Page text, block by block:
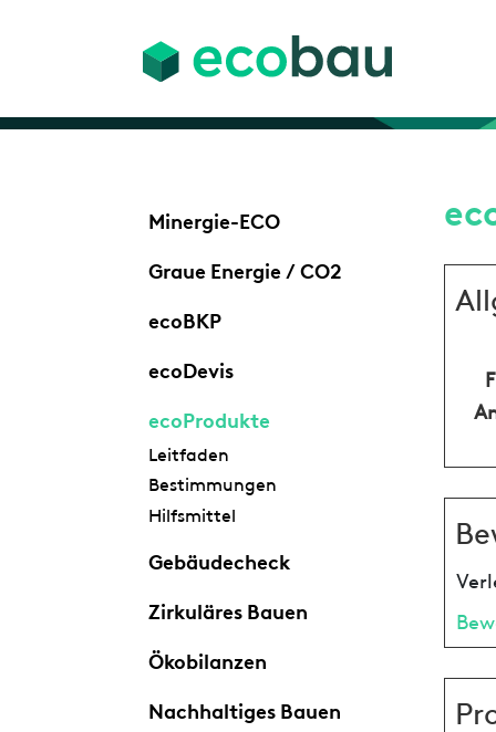
Minergie-ECO
Graue Energie / CO2
ecoBKP
ecoDevis
ecoProdukte
Leitfaden
Bestimmungen
Hilfsmittel
Gebäudecheck
Zirkuläres Bauen
Ökobilanzen
Nachhaltiges Bauen